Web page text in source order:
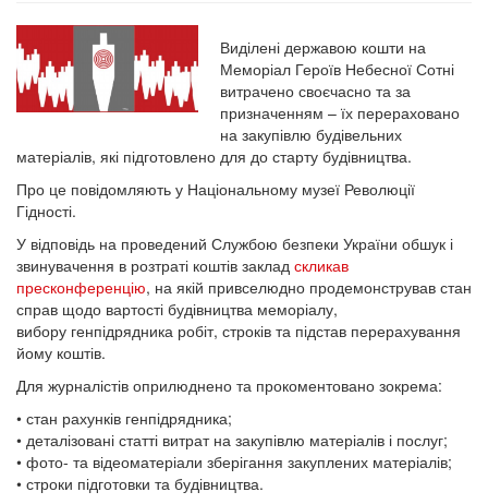
Виділені державою кошти на
Меморіал Героїв Небесної Сотні
витрачено своєчасно та за
призначенням – їх перераховано
на закупівлю будівельних
матеріалів, які підготовлено для до старту будівництва.
Про це повідомляють у Національному музеї Революції
Гідності.
У відповідь на проведений Службою безпеки України обшук і
звинувачення в розтраті коштів заклад скликав
пресконференцію, на якій привселюдно продемонстрував стан
справ щодо вартості будівництва меморіалу,
вибору генпідрядника робіт, строків та підстав перерахування
йому коштів.
Для журналістів оприлюднено та прокоментовано зокрема:
• стан рахунків генпідрядника;
• деталізовані статті витрат на закупівлю матеріалів і послуг;
• фото- та відеоматеріали зберігання закуплених матеріалів;
• строки підготовки та будівництва.